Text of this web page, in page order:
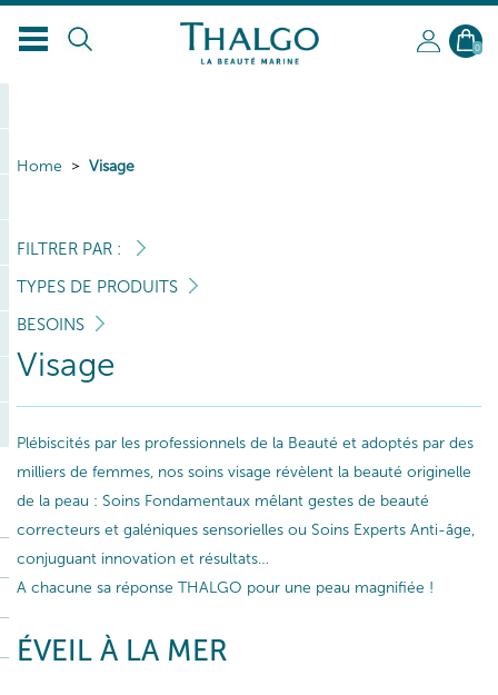
0
Home Visage
FILTRER PAR :
TYPES DE PRODUITS
BESOINS
Visage
Plébiscités par les professionnels de la Beauté et adoptés par des
milliers de femmes, nos soins visage révèlent la beauté originelle
de la peau : Soins Fondamentaux mêlant gestes de beauté
correcteurs et galéniques sensorielles ou Soins Experts Anti-âge,
conjuguant innovation et résultats…
A chacune sa réponse THALGO pour une peau magnifiée !
ÉVEIL À LA MER